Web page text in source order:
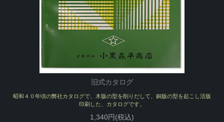
旧式カタログ
昭和４０年頃の弊社カタログで、木版の型を削りだして、銅版の型を起こし活版
印刷した、カタログです。
1,340円(税込)